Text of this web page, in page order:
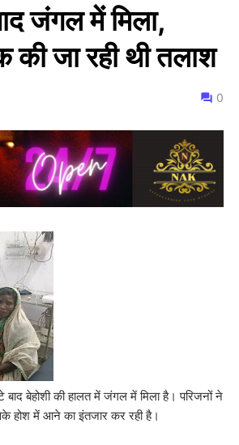
जंगल में मिला,
की जा रही थी तलाश
0
बाद बेहोशी की हालत में जंगल में मिला है। परिजनों ने
होश में आने का इंतजार कर रही है।